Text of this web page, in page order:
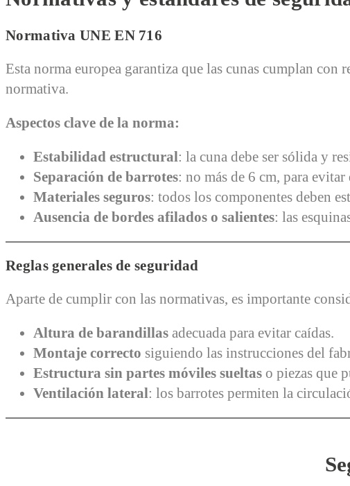
Normativa UNE EN 716
Esta norma europea garantiza que las cunas cumplan
normativa.
Aspectos clave de la norma:
Estabilidad estructural: la cuna debe ser sólida y
Separación de barrotes: no más de 6 cm, para
Materiales seguros: todos los componentes deben
Ausencia de bordes afilados o salientes: las
Reglas generales de seguridad
Aparte de cumplir con las normativas, es importante
Altura de barandillas adecuada para evitar caídas.
Montaje correcto siguiendo las instrucciones del
Estructura sin partes móviles sueltas o piezas que
Ventilación lateral: los barrotes permiten la